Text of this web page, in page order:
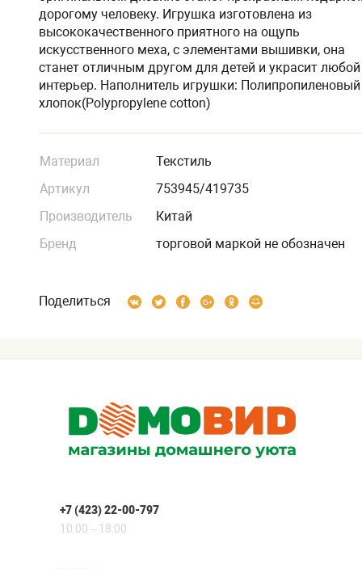
дорогому человеку. Игрушка изготовлена из
высококачественного приятного на ощупь
искусственного меха, с элементами вышивки, она
станет отличным другом для детей и украсит любой
интерьер. Наполнитель игрушки: Полипропиленовый
хлопок(Polypropylene cotton)
Материал
Текстиль
Артикул
753945/419735
Производитель
Китай
Бренд
торговой маркой не обозначен
Поделиться
+7 (423) 22-00-797
10:00 – 18:00